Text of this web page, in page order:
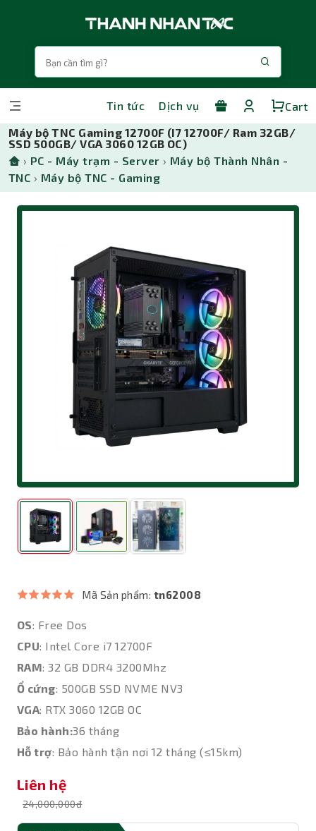
Tin tức Dịch vụ
Cart
Máy bộ TNC Gaming 12700F (I7 12700F/ Ram 32GB/
SSD 500GB/ VGA 3060 12GB OC)
› PC - Máy trạm - Server › Máy bộ Thành Nhân -
TNC › Máy bộ TNC - Gaming
Mã Sản phẩm: tn62008
OS: Free Dos
CPU: Intel Core i7 12700F
RAM: 32 GB DDR4 3200Mhz
Ổ cứng: 500GB SSD NVME NV3
VGA: RTX 3060 12GB OC
Bảo hành:36 tháng
Hỗ trợ: Bảo hành tận nơi 12 tháng (≤15km)
Liên hệ
24,000,000đ